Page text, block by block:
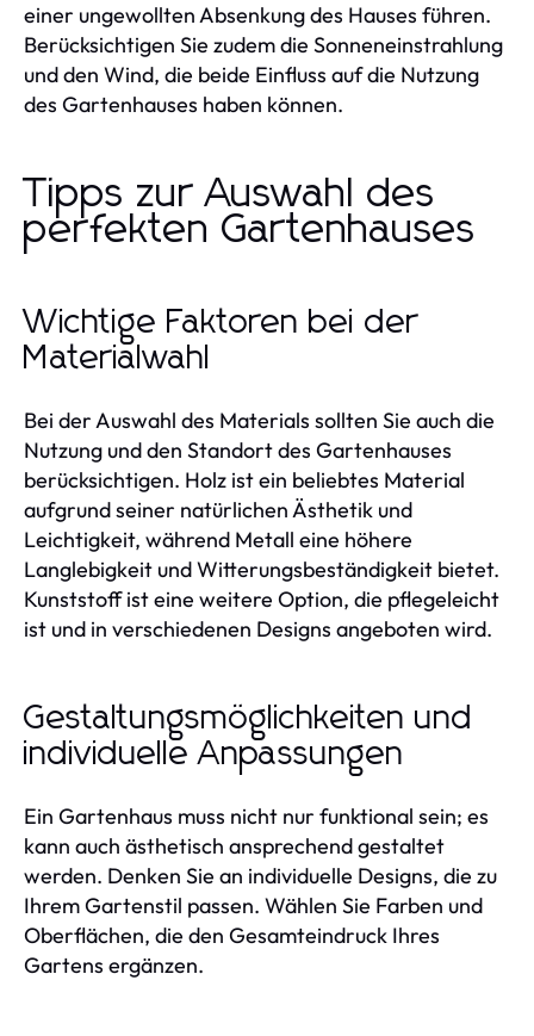
einer ungewollten Absenkung des Hauses führen.
Berücksichtigen Sie zudem die Sonneneinstrahlung
und den Wind, die beide Einfluss auf die Nutzung
des Gartenhauses haben können.
Tipps zur Auswahl des
perfekten Gartenhauses
Wichtige Faktoren bei der
Materialwahl
Bei der Auswahl des Materials sollten Sie auch die
Nutzung und den Standort des Gartenhauses
berücksichtigen. Holz ist ein beliebtes Material
aufgrund seiner natürlichen Ästhetik und
Leichtigkeit, während Metall eine höhere
Langlebigkeit und Witterungsbeständigkeit bietet.
Kunststoff ist eine weitere Option, die pflegeleicht
ist und in verschiedenen Designs angeboten wird.
Gestaltungsmöglichkeiten und
individuelle Anpassungen
Ein Gartenhaus muss nicht nur funktional sein; es
kann auch ästhetisch ansprechend gestaltet
werden. Denken Sie an individuelle Designs, die zu
Ihrem Gartenstil passen. Wählen Sie Farben und
Oberflächen, die den Gesamteindruck Ihres
Gartens ergänzen.